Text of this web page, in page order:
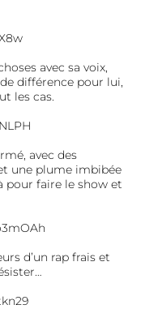
avec sa voix,
différence pour lui,
les cas.
avec des
une plume imbibée
pour faire le show et
d’un rap frais et